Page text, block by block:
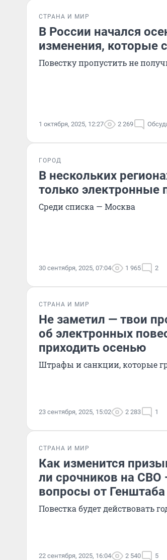
СТРАНА И МИР
В России начался
изменения, которые
Повестку пропустить не
1 октября, 2025, 12:27 2 269
ГОРОД
В нескольких
только электронные
Среди списка — Москва
30 сентября, 2025, 07:04 1 965 2
СТРАНА И МИР
Не заметил — твои
об электронных
приходить осенью
Штрафы и санкции, которые
23 сентября, 2025, 15:02 2 283 1
СТРАНА И МИР
Как изменится
ли срочников на
вопросы от Генштаба
Повестка будет действовать
22 сентября, 2025, 16:04 2 540 5